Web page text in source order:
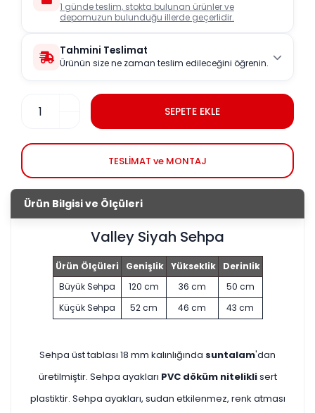
1 günde teslim, stokta bulunan ürünler ve
depomuzun bulunduğu illerde geçerlidir.
Tahmini Teslimat
Ürünün size ne zaman teslim edileceğini öğrenin.
SEPETE EKLE
TESLİMAT ve MONTAJ
Ürün Bilgisi ve Ölçüleri
Valley Siyah Sehpa
Ürün Ölçüleri Genişlik Yükseklik
Derinlik
Büyük Sehpa
120 cm 36 cm
50 cm
Küçük Sehpa
52 cm 46 cm 43 cm
Sehpa üst tablası 18 mm kalınlığında suntalam'dan
üretilmiştir. Sehpa ayakları PVC döküm niteliklisert
plastiktir. Sehpa ayakları, sudan etkilenmez, renk atması